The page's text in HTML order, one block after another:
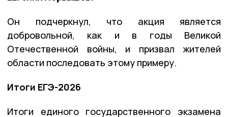
Он подчеркнул, что акция является
добровольной, как и в годы Великой
Отечественной войны, и призвал жителей
области последовать этому примеру.
Итоги ЕГЭ-2026
Итоги единого государственного экзамена